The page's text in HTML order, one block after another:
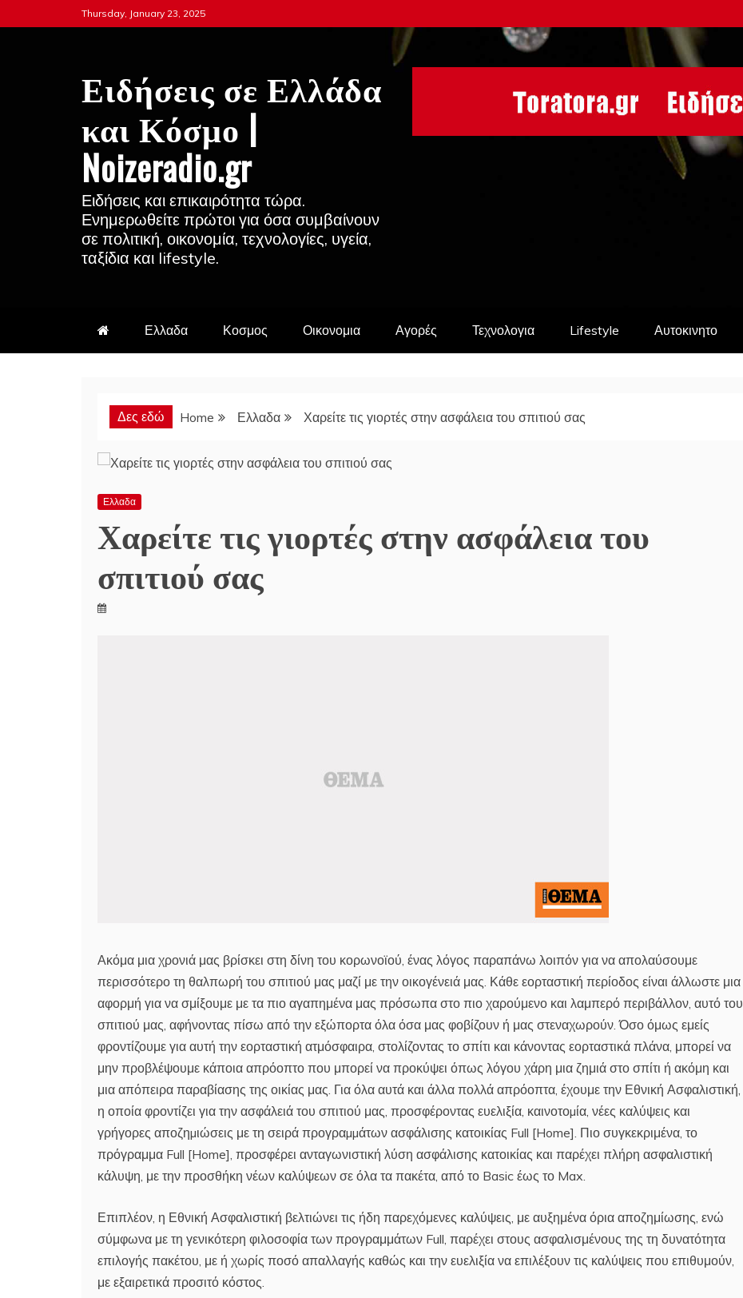
to
Thursday, January 23, 2025
Ειδήσεις σε Ελλάδα
και Κόσμο |
Noizeradio.gr
Ειδήσεις και επικαιρότητα τώρα.
Ενημερωθείτε πρώτοι για όσα συμβαίνουν
σε πολιτική, οικονομία, τεχνολογίες, υγεία,
ταξίδια και lifestyle.
Ελλαδα Κοσμος Οικονομια Αγορές Τεχνολογια Lifestyle Αυτοκινητο
Δες εδώ Home Ελλαδα Χαρείτε τις γιορτές στην ασφάλεια του σπιτιού σας
Ελλαδα
Χαρείτε τις γιορτές στην ασφάλεια του
σπιτιού σας
Ακόμα μια χρονιά μας βρίσκει στη δίνη του κορωνοϊού, ένας λόγος παραπάνω λοιπόν για να απολαύσουμε
περισσότερο τη θαλπωρή του σπιτιού μας μαζί με την οικογένειά μας. Κάθε εορταστική περίοδος είναι άλλωστε μια
αφορμή για να σμίξουμε με τα πιο αγαπημένα μας πρόσωπα στο πιο χαρούμενο και λαμπερό περιβάλλον, αυτό του
σπιτιού μας, αφήνοντας πίσω από την εξώπορτα όλα όσα μας φοβίζουν ή μας στεναχωρούν. Όσο όμως εμείς
φροντίζουμε για αυτή την εορταστική ατμόσφαιρα, στολίζοντας το σπίτι και κάνοντας εορταστικά πλάνα, μπορεί να
μην προβλέψουμε κάποια απρόοπτο που μπορεί να προκύψει όπως λόγου χάρη μια ζημιά στο σπίτι ή ακόμη και
μια απόπειρα παραβίασης της οικίας μας. Για όλα αυτά και άλλα πολλά απρόοπτα, έχουμε την Εθνική Ασφαλιστική,
η οποία φροντίζει για την ασφάλειά του σπιτιού μας, προσφέροντας ευελιξία, καινοτοµία, νέες καλύψεις και
γρήγορες αποζηµιώσεις με τη σειρά προγραµµάτων ασφάλισης κατοικίας Full [Home]. Πιο συγκεκριμένα, το
πρόγραμμα Full [Home], προσφέρει ανταγωνιστική λύση ασφάλισης κατοικίας και παρέχει πλήρη ασφαλιστική
κάλυψη, με την προσθήκη νέων καλύψεων σε όλα τα πακέτα, από το Basic έως το Max.
Επιπλέον, η Εθνική Ασφαλιστική βελτιώνει τις ήδη παρεχόμενες καλύψεις, με αυξημένα όρια αποζημίωσης, ενώ
σύμφωνα με τη γενικότερη φιλοσοφία των προγραμμάτων Full, παρέχει στους ασφαλισμένους της τη δυνατότητα
επιλογής πακέτου, με ή χωρίς ποσό απαλλαγής καθώς και την ευελιξία να επιλέξουν τις καλύψεις που επιθυμούν,
με εξαιρετικά προσιτό κόστος.